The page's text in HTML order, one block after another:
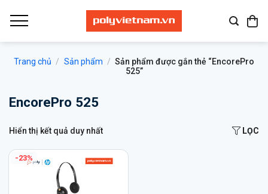
qua
Trang chủ / Sản phẩm / Sản phẩm được gắn thẻ “EncorePro
525”
EncorePro 525
Hiển thị kết quả duy nhất LỌC
-23%